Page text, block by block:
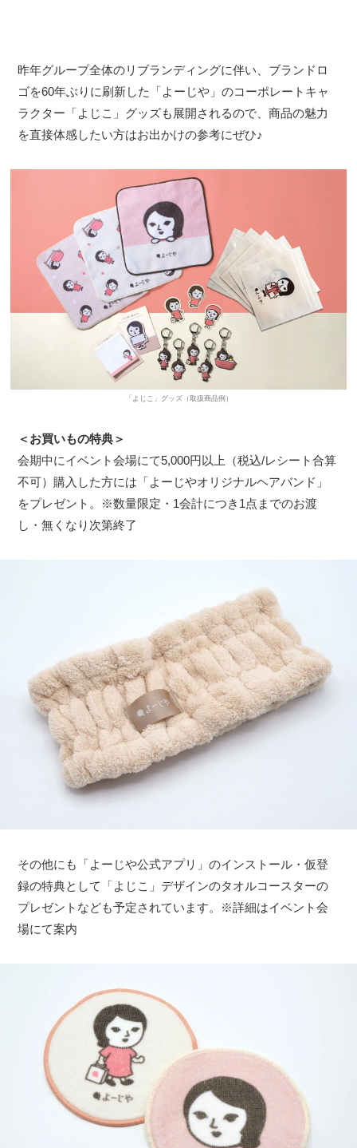
昨年グループ全体のリブランディングに伴い、ブランドロ
ゴを60年ぶりに刷新した「よーじや」のコーポレートキャ
ラクター「よじこ」グッズも展開されるので、商品の魅力
を直接体感したい方はお出かけの参考にぜひ♪
「よじこ」グッズ（取扱商品例）
＜お買いもの特典＞
会期中にイベント会場にて5,000円以上（税込/レシート合算
不可）購入した方には「よーじやオリジナルヘアバンド」
をプレゼント。※数量限定・1会計につき1点までのお渡
し・無くなり次第終了
その他にも「よーじや公式アプリ」のインストール・仮登
録の特典として「よじこ」デザインのタオルコースターの
プレゼントなども予定されています。※詳細はイベント会
場にて案内